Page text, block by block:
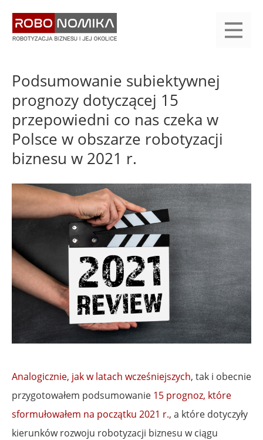
treści
yasne
main
menu
Podsumowanie subiektywnej
prognozy dotyczącej 15
przepowiedni co nas czeka w
Polsce w obszarze robotyzacji
biznesu w 2021 r.
Analogicznie, jak w latach wcześniejszych, tak i obecnie
przygotowałem podsumowanie 15 prognoz, które
sformułowałem na początku 2021 r., a które dotyczyły
kierunków rozwoju robotyzacji biznesu w ciągu